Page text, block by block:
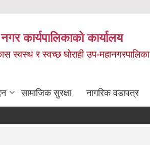
कार्यपालिकाको कार्यालय
स्वस्थ र स्वच्छ घोराही उप-महानगरपालिका
सामाजिक सुरक्षा नागरिक वडापत्र